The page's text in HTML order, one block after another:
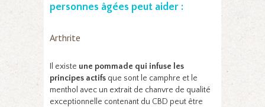
personnes âgées peut aider :
Arthrite
Il existe une pommade qui infuse les
principes actifs que sont le camphre et le
menthol avec un extrait de chanvre de qualité
exceptionnelle contenant du CBD peut être